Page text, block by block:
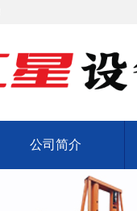
公司简介